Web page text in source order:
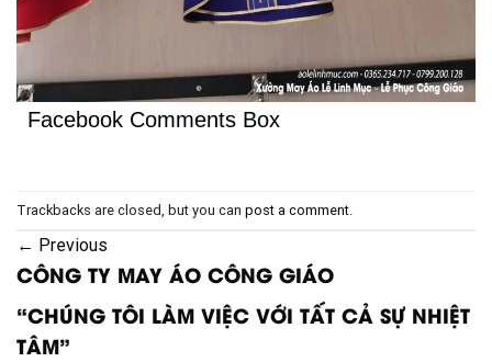
Facebook Comments Box
Trackbacks are closed, but you can post a comment
← Previous
CÔNG TY MAY ÁO CÔNG GIÁO
“CHÚNG TÔI LÀM VIỆC VỚI TẤT CẢ SỰ NHIỆT
TÂM”